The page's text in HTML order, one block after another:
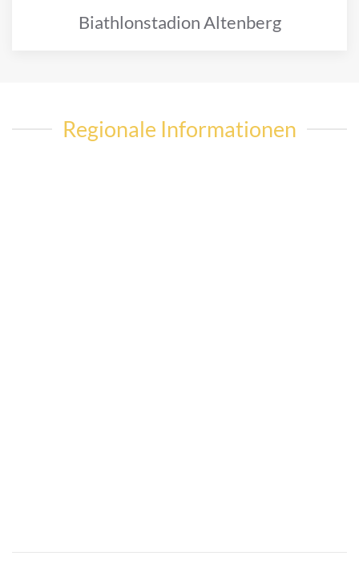
Biathlonstadion Altenberg
Regionale Informationen